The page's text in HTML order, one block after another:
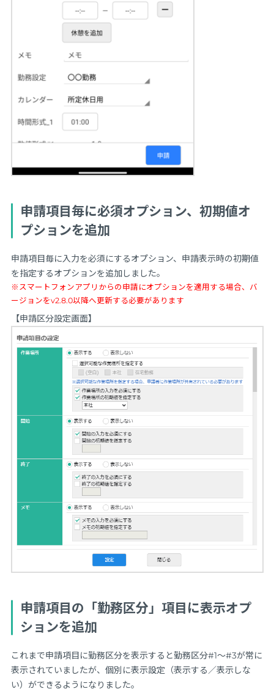
申請項目毎に必須オプション、初期値オ
プションを追加
申請項目毎に入力を必須にするオプション、申請表示時の初期値
を指定するオプションを追加しました。
※スマートフォンアプリからの申請にオプションを適用する場合、バ
ージョンをv2.8.0以降へ更新する必要があります
【申請区分設定画面】
申請項目の「勤務区分」項目に表示オプ
ションを追加
これまで申請項目に勤務区分を表示すると勤務区分#1～#3が常に
表示されていましたが、個別に表示設定（表示する／表示しな
い）ができるようになりました。